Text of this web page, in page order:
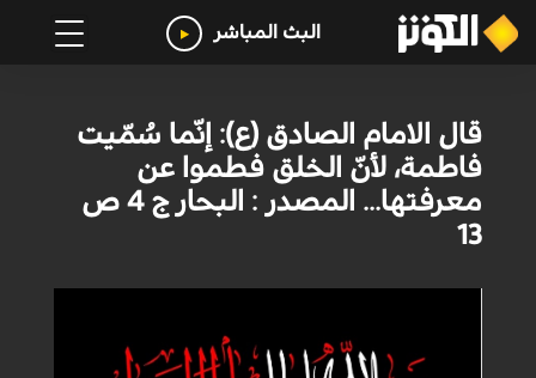
البث المباشر
قال الامام الصادق (ع): إنّما سُمّيت
فاطمة، لأنّ الخلق فطموا عن
معرفتها... المصدر : البحار ج 4 ص
13